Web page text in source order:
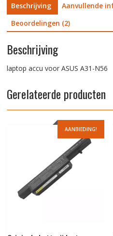
Beschrijving
Aanvullende
Beoordelingen (2)
Beschrijving
laptop accu voor ASUS A31-N56
Gerelateerde producten
AANBIEDING!